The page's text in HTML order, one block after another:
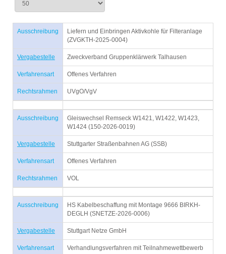
Ausschreibung
Liefern und Einbringen Aktivkohle für Filteranlage
(ZVGKTH-2025-0004)
Vergabestelle Zweckverband Gruppenklärwerk Talhausen
Verfahrensart Offenes Verfahren
Rechtsrahmen UVgO/VgV
Ausschreibung
Gleiswechsel Remseck W1421, W1422, W1423,
W1424 (150-2026-0019)
Vergabestelle Stuttgarter Straßenbahnen AG (SSB)
Verfahrensart Offenes Verfahren
Rechtsrahmen VOL
Ausschreibung
HS Kabelbeschaffung mit Montage 9666 BIRKH-
DEGLH (SNETZE-2026-0006)
Vergabestelle Stuttgart Netze GmbH
Verfahrensart Verhandlungsverfahren mit Teilnahmewettbewerb